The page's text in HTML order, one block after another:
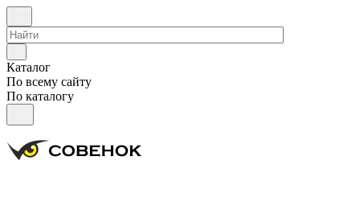
Каталог
По всему сайту
По каталогу